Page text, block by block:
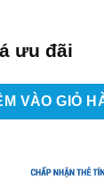
ưu đãi
Go Cho Xe
VÀO GIỎ